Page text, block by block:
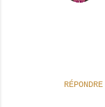
RÉPONDRE